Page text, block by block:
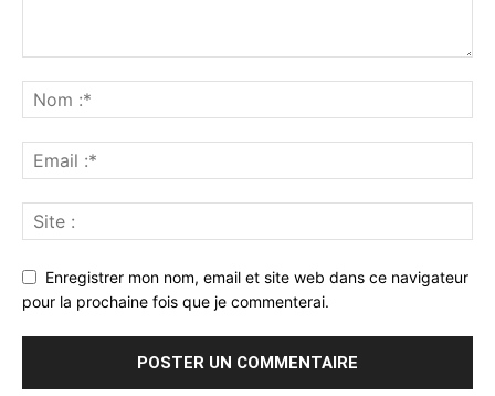
Enregistrer mon nom, email et site web dans ce navigateur
pour la prochaine fois que je commenterai.